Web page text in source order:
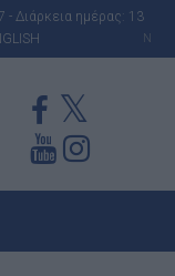
- Διάρκεια ημέρας: 13
N